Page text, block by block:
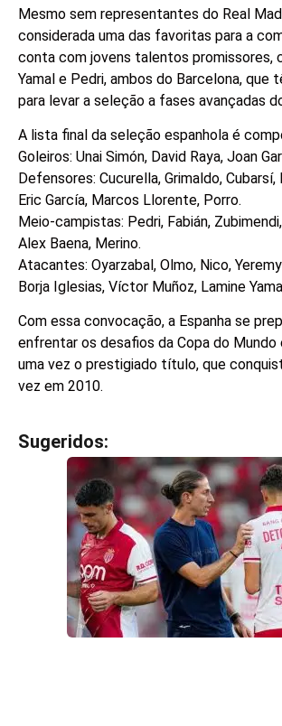
Mesmo sem representantes do Real
considerada uma das favoritas para a
conta com jovens talentos promissores,
Yamal e Pedri, ambos do Barcelona, que
para levar a seleção a fases avançadas
A lista final da seleção espanhola é
Goleiros: Unai Simón, David Raya, Joan
Defensores: Cucurella, Grimaldo,
Eric García, Marcos Llorente, Porro.
Meio-campistas: Pedri, Fabián,
Alex Baena, Merino.
Atacantes: Oyarzabal, Olmo, Nico,
Borja Iglesias, Víctor Muñoz, Lamine
Com essa convocação, a Espanha se
enfrentar os desafios da Copa do Mundo
uma vez o prestigiado título, que
vez em 2010.
Sugeridos: